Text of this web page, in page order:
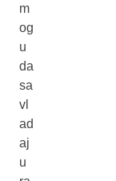
m
og
u
da
sa
vl
ad
aj
u